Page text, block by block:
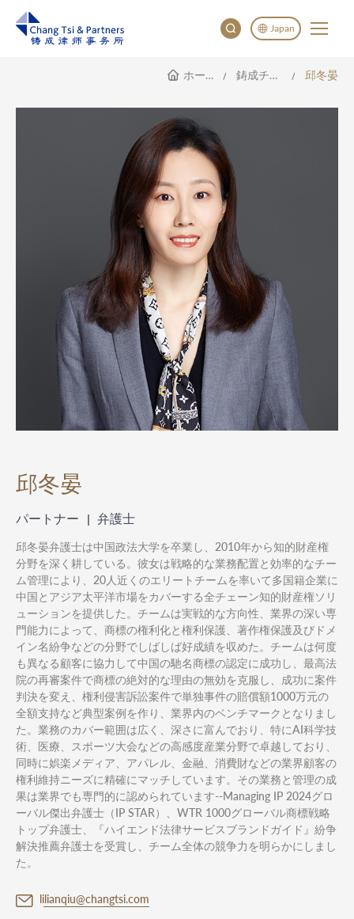
Japan
English
ホームページ 鋳成チーム 邱冬晏
邱冬晏
パートナー 弁護士
邱冬晏弁護士は中国政法大学を卒業し、2010年から知的財産権
分野を深く耕している。彼女は戦略的な業務配置と効率的なチー
ム管理により、20人近くのエリートチームを率いて多国籍企業に
中国とアジア太平洋市場をカバーする全チェーン知的財産権ソリ
ューションを提供した。チームは実戦的な方向性、業界の深い専
門能力によって、商標の権利化と権利保護、著作権保護及びドメ
イン名紛争などの分野でしばしば好成績を収めた。チームは何度
も異なる顧客に協力して中国の馳名商標の認定に成功し、最高法
院の再審案件で商標の絶対的な理由の無効を克服し、成功に案件
判決を変え、権利侵害訴訟案件で単独事件の賠償額1000万元の
全額支持など典型案例を作り、業界内のベンチマークとなりまし
た。業務のカバー範囲は広く、深さに富んでおり、特にAI科学技
術、医療、スポーツ大会などの高感度産業分野で卓越しており、
同時に娯楽メディア、アパレル、金融、消費財などの業界顧客の
権利維持ニーズに精確にマッチしています。その業務と管理の成
果は業界でも専門的に認められています--Managing IP 2024グロ
ーバル傑出弁護士（IP STAR）、WTR 1000グローバル商標戦略
トップ弁護士、『ハイエンド法律サービスブランドガイド』紛争
解決推薦弁護士を受賞し、チーム全体の競争力を明らかにしまし
た。
lilianqiu@changtsi.com